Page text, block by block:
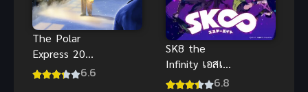
The Polar
Express 2004
เดอะโพลาร์6.6
SK8 the
Infinity เอสเค
เอท สเกต 6.8